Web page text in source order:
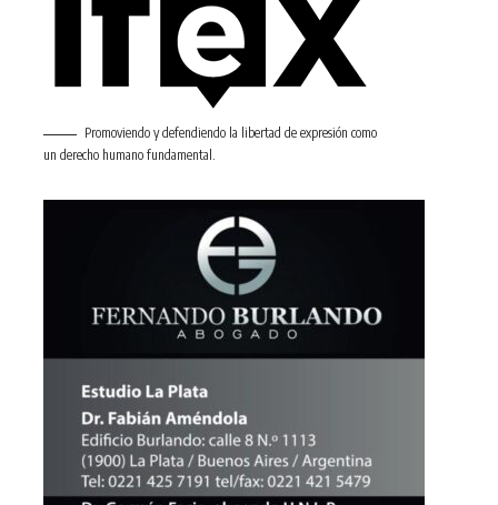
Promoviendo y defendiendo la libertad de expresión como
un derecho humano fundamental.